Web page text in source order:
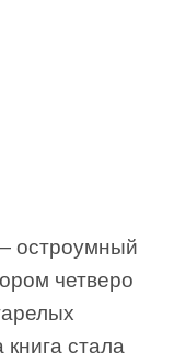
остроумный
четверо
стала